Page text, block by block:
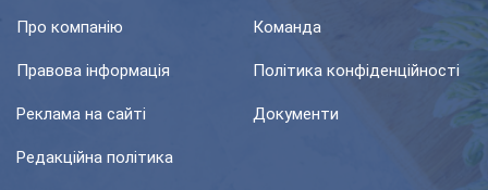
Про компанію Команда
Правова інформація Політика конфіденційності
Реклама на сайті Документи
Редакційна політика